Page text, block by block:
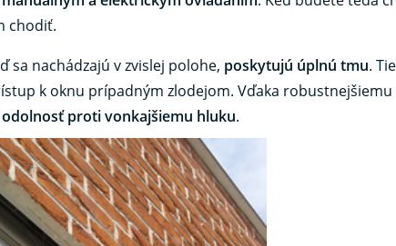
chodiť.
sa nachádzajú v zvislej polohe, poskytujú úplnú tmu.
k oknu prípadným zlodejom. Vďaka robustnejšiemu
odolnosť proti vonkajšiemu hluku.